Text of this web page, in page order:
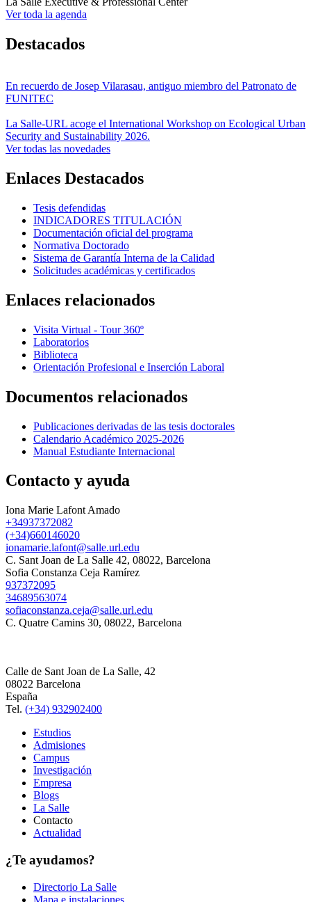
Ver toda la agenda
Destacados
En recuerdo de Josep Vilarasau, antiguo miembro del Patronato de
FUNITEC
La Salle-URL acoge el International Workshop on Ecological Urban
Security and Sustainability 2026.
Ver todas las novedades
Enlaces Destacados
Tesis defendidas
INDICADORES TITULACIÓN
Documentación oficial del programa
Normativa Doctorado
Sistema de Garantía Interna de la Calidad
Solicitudes académicas y certificados
Enlaces relacionados
Visita Virtual - Tour 360º
Laboratorios
Biblioteca
Orientación Profesional e Inserción Laboral
Documentos relacionados
Publicaciones derivadas de las tesis doctorales
Calendario Académico 2025-2026
Manual Estudiante Internacional
Contacto y ayuda
Iona Marie Lafont Amado
+34937372082
(+34)660146020
ionamarie.lafont@salle.url.edu
C. Sant Joan de La Salle 42, 08022, Barcelona
Sofia Constanza Ceja Ramírez
937372095
34689563074
sofiaconstanza.ceja@salle.url.edu
C. Quatre Camins 30, 08022, Barcelona
Calle de Sant Joan de La Salle, 42
08022 Barcelona
España
Tel. (+34) 932902400
Estudios
Admisiones
Campus
Investigación
Empresa
Blogs
La Salle
Contacto
Actualidad
¿Te ayudamos?
Directorio La Salle
Mapa e instalaciones